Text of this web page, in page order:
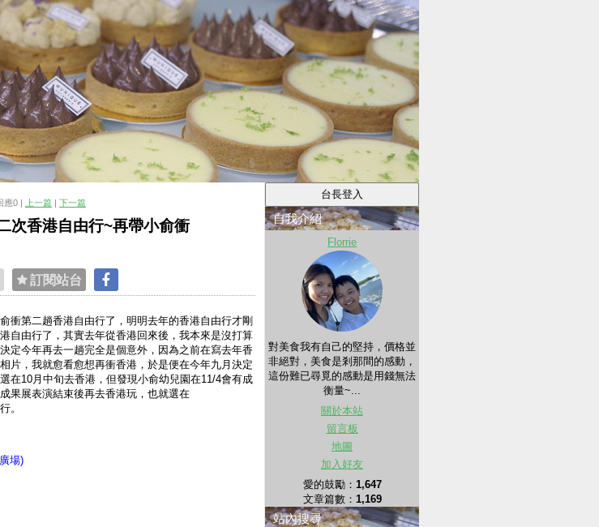
應0 | 上一篇 | 下一篇
次香港自由行~再帶小俞衝
訂閱站台
衝第二趟香港自由行了，明明去年的香港自由行才剛
自由行了，其實去年從香港回來後，我本來是沒打算
定今年再去一趟完全是個意外，因為之前在寫去年香
片，我就愈看愈想再衝香港，於是便在今年九月決定
在10月中旬去香港，但發現小俞幼兒園在11/4會有成
果展表演結束後再去香港玩，也就選在
。
場)
自我介紹
Florrie
對美食我有自己的堅持，價格並
非絕對，美食是剎那間的感動，
這份難已尋覓的感動是用錢無法
衡量~...
關於本站
留言板
地圖
加入好友
愛的鼓勵： 1,647
文章篇數： 1,169
站內搜尋